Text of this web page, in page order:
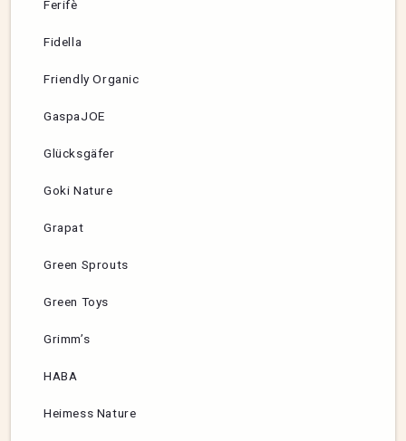
Ferifè
Fidella
Friendly Organic
GaspaJOE
Glücksgäfer
Goki Nature
Grapat
Green Sprouts
Green Toys
Grimm’s
HABA
Heimess Nature